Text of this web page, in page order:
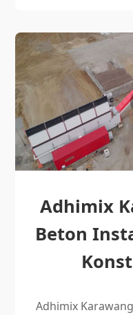
Adhimix
Beton
Adhimix